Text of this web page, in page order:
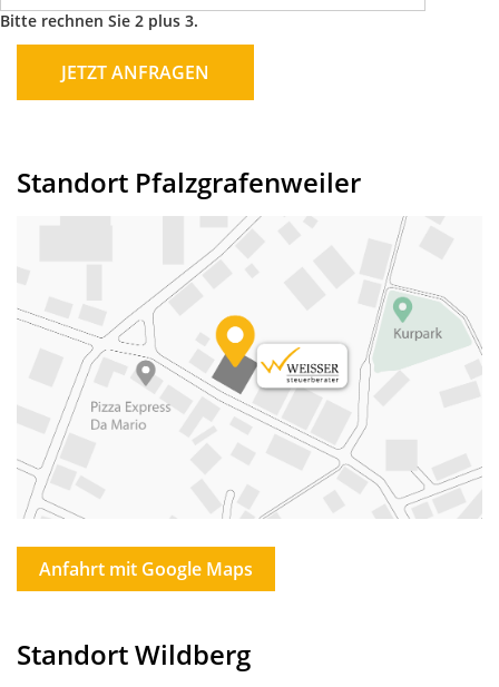
Bitte rechnen Sie 2 plus 3.
JETZT ANFRAGEN
Standort Pfalzgrafenweiler
Anfahrt mit Google Maps
Standort Wildberg